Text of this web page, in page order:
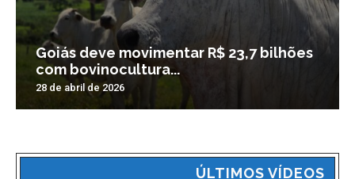
Goiás deve movimentar R$ 23,7 bilhões
com bovinocultura...
28 de abril de 2026
ÚLTIMOS VÍDEOS